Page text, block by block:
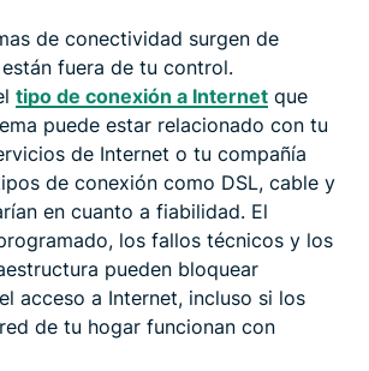
de conectividad surgen de
fuera de tu control.
tipo de conexión a Internet que
puede estar relacionado con tu
de Internet o tu compañía
de conexión como DSL, cable y
en cuanto a fiabilidad. El
los fallos técnicos y los
pueden bloquear
acceso a Internet, incluso si los
de tu hogar funcionan con